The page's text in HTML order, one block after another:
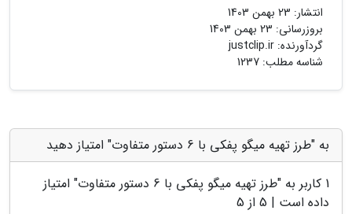
انتشار: 23 بهمن 1403
بروزرسانی: 23 بهمن 1403
گردآورنده: justclip.ir
شناسه مطلب: 1237
به "طرز تهیه میگو پفکی با 6 دستور متفاوت" امتیاز دهید
1 کاربر به "طرز تهیه میگو پفکی با 6 دستور متفاوت
" امتیاز
داده است | 5 از 5